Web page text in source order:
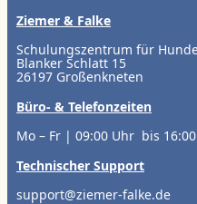
Ziemer & Falke
Schulungszentrum für
Blanker Schlatt 15
26197 Großenkneten
Büro- & Telefonzeiten
Mo – Fr | 09:00 Uhr bis
Technischer Support
support@ziemer-falke.de